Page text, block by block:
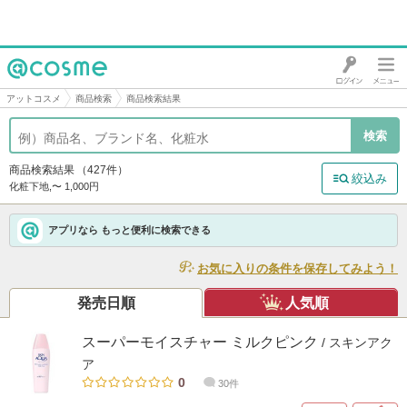
@cosme
アットコスメ 商品検索 商品検索結果
商品検索結果 （427件）
化粧下地,〜 1,000円
絞込み
アプリなら もっと便利に検索できる
お気に入りの条件を保存してみよう！
発売日順 人気順
スーパーモイスチャー ミルクピンク / スキンアク
ア
0
30件